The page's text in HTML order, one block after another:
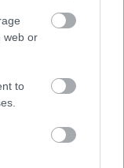
web or
to
Μέχρι πότε
τι γίνεται
και χρήση
Κρίση: Πώς